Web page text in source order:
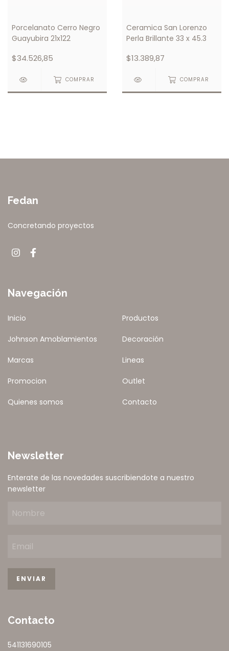
Porcelanato Cerro Negro
Guayubira 21x122
$34.526,85
COMPRAR
Ceramica San Lorenzo
Perla Brillante 33 x 45.3
$13.389,87
COMPRAR
Fedan
Concretando proyectos
Navegación
Inicio Productos
Johnson Amoblamientos Decoración
Marcas Lineas
Promocion Outlet
Quienes somos Contacto
Newsletter
Enterate de las novedades suscribiendote a nuestro
newsletter
Contacto
541131690105